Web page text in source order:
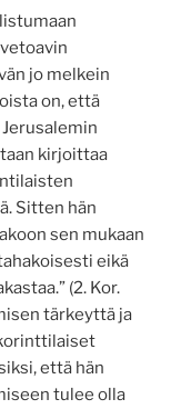
jo melkein
on, että
kirjoittaa
Sitten hän
sen mukaan
eikä
(2. Kor.
tärkeyttä ja
että hän
tulee olla